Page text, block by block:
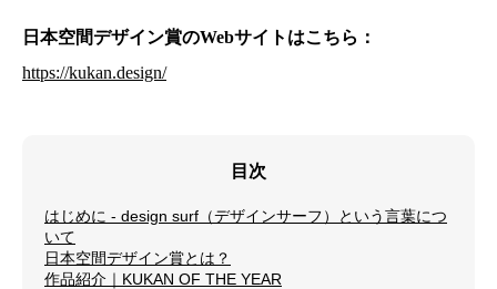
日本空間デザイン賞のWebサイトはこちら：
https://kukan.design/
目次
はじめに - design surf（デザインサーフ）という言葉につ
いて
日本空間デザイン賞とは？
作品紹介｜KUKAN OF THE YEAR